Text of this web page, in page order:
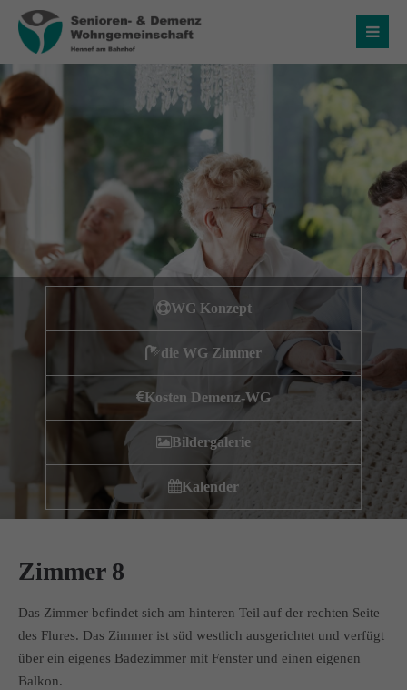
Login
Benutzername
Lost your password?
Über uns
Wir haben uns als ambulanter Pflegedienst auf
Wohngemeinschaften für Senioren spezialisiert. Mit der
Spezialisierung im Bereich Demenz erleben wir immer wieder
GUTES
tun.
Wir sagenDANKEfür Ihr Feedback!
Kontakt
Amicus Pflege GmbH & Co KG
Lipper Weg 11a
WG Konzept
die WG Zimmer
Kosten Demenz-WG
Bildergalerie
Kalender
Zimmer 8
Das Zimmer befindet sich am hinteren Teil auf der rechten Seite
des Flures. Das Zimmer ist süd westlich ausgerichtet und verfügt
über ein eigenes Badezimmer mit Fenster und einen eigenen
Balkon.